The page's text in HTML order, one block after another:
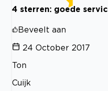
4 sterren: goede
Beveelt aan
24 October 2017
Ton
Cuijk